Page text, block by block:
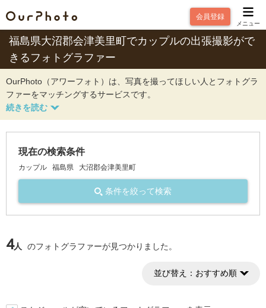
会員登録
メニュー
福島県大沼郡会津美里町でカップルの出張撮影がで
きるフォトグラファー
OurPhoto（アワーフォト）は、写真を撮ってほしい人とフォトグラ
ファーをマッチングするサービスです。
現在の検索条件
カップル 福島県 大沼郡会津美里町
条件を絞って検索
4人 のフォトグラファーが見つかりました。
並び替え： おすすめ順